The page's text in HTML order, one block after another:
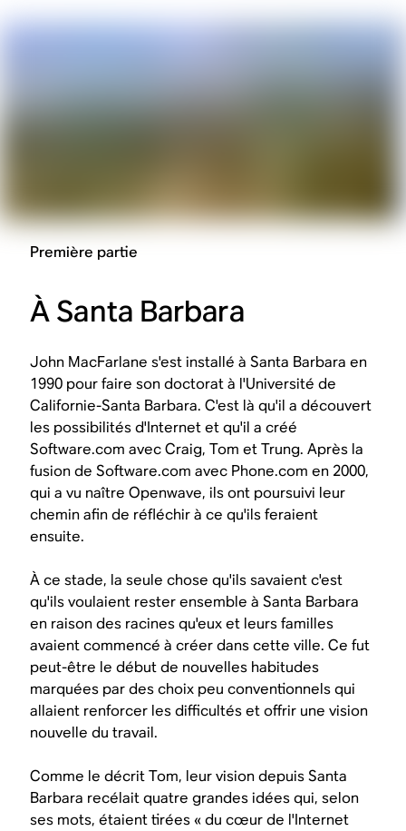
Première partie
À Santa Barbara
John MacFarlane s'est installé à Santa Barbara en
1990 pour faire son doctorat à l'Université de
Californie-Santa Barbara. C'est là qu'il a découvert
les possibilités d'Internet et qu'il a créé
Software.com avec Craig, Tom et Trung. Après la
fusion de Software.com avec Phone.com en 2000,
qui a vu naître Openwave, ils ont poursuivi leur
chemin afin de réfléchir à ce qu'ils feraient
ensuite.
À ce stade, la seule chose qu'ils savaient c'est
qu'ils voulaient rester ensemble à Santa Barbara
en raison des racines qu'eux et leurs familles
avaient commencé à créer dans cette ville. Ce fut
peut-être le début de nouvelles habitudes
marquées par des choix peu conventionnels qui
allaient renforcer les difficultés et offrir une vision
nouvelle du travail.
Comme le décrit Tom, leur vision depuis Santa
Barbara recélait quatre grandes idées qui, selon
ses mots, étaient tirées « du cœur de l'Internet